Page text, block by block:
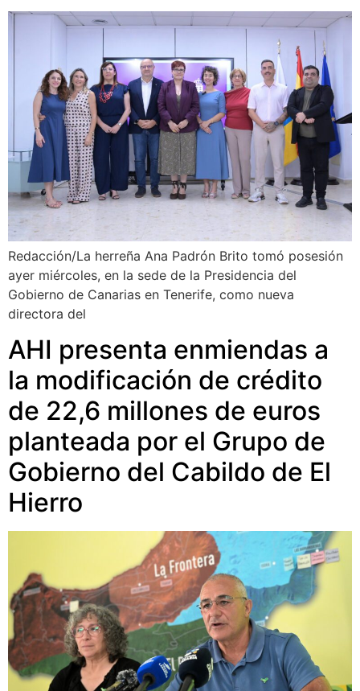
Redacción/La herreña Ana Padrón Brito tomó posesión
ayer miércoles, en la sede de la Presidencia del
Gobierno de Canarias en Tenerife, como nueva
directora del
AHI presenta enmiendas a
la modificación de crédito
de 22,6 millones de euros
planteada por el Grupo de
Gobierno del Cabildo de El
Hierro